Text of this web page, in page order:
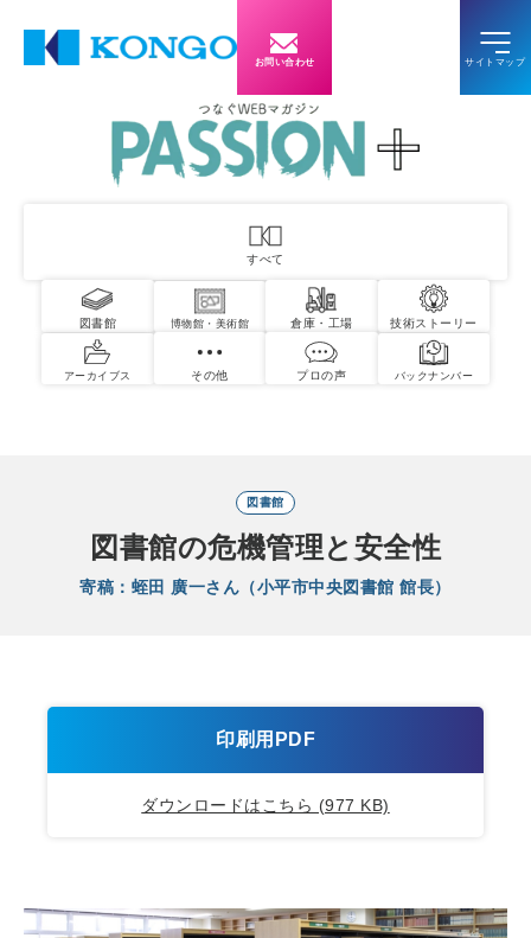
お問い合わせ
すべて
図書館 博物館・美術館 倉庫・工場 技術ストーリー
アーカイブス その他 プロの声 バックナンバー
図書館
図書館の危機管理と安全性
寄稿：蛭田 廣一さん（小平市中央図書館 館長）
印刷用PDF
ダウンロードはこちら (977 KB)